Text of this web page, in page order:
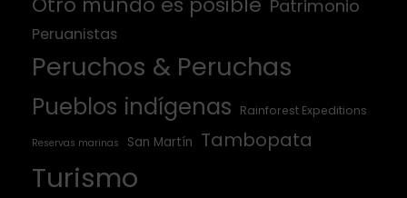
Patrimonio
Peruanistas
Peruchos & Peruchas
Pueblos indígenas Rainforest Expeditions
Reservas marinas San Martín Tambopata
Turismo